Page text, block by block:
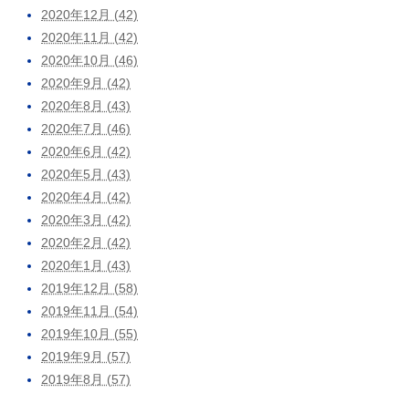
2020年12月 (42)
2020年11月 (42)
2020年10月 (46)
2020年9月 (42)
2020年8月 (43)
2020年7月 (46)
2020年6月 (42)
2020年5月 (43)
2020年4月 (42)
2020年3月 (42)
2020年2月 (42)
2020年1月 (43)
2019年12月 (58)
2019年11月 (54)
2019年10月 (55)
2019年9月 (57)
2019年8月 (57)